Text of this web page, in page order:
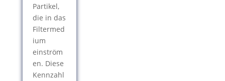
Partikel,
die in das
Filtermed
ium
einström
en. Diese
Kennzahl